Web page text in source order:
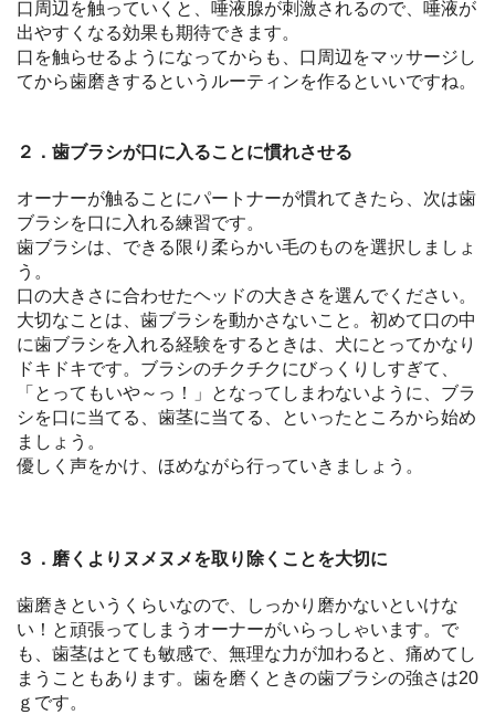
口周辺を触っていくと、唾液腺が刺激されるので、唾液が
出やすくなる効果も期待できます。
口を触らせるようになってからも、口周辺をマッサージし
てから歯磨きするというルーティンを作るといいですね。
２．歯ブラシが口に入ることに慣れさせる
オーナーが触ることにパートナーが慣れてきたら、次は歯
ブラシを口に入れる練習です。
歯ブラシは、できる限り柔らかい毛のものを選択しましょ
う。
口の大きさに合わせたヘッドの大きさを選んでください。
大切なことは、歯ブラシを動かさないこと。初めて口の中
に歯ブラシを入れる経験をするときは、犬にとってかなり
ドキドキです。ブラシのチクチクにびっくりしすぎて、
「とってもいや～っ！」となってしまわないように、ブラ
シを口に当てる、歯茎に当てる、といったところから始め
ましょう。
優しく声をかけ、ほめながら行っていきましょう。
３．磨くよりヌメヌメを取り除くことを大切に
歯磨きというくらいなので、しっかり磨かないといけな
い！と頑張ってしまうオーナーがいらっしゃいます。で
も、歯茎はとても敏感で、無理な力が加わると、痛めてし
まうこともあります。歯を磨くときの歯ブラシの強さは20
ｇです。